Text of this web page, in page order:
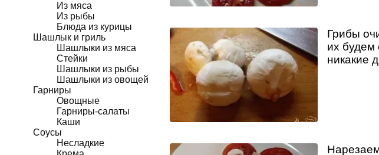
Из мяса
Из рыбы
Блюда из курицы
Шашлык и гриль
Шашлыки из мяса
Стейки
Шашлыки из рыбы
Шашлыки из овощей
Гарниры
Овощные
Гарниры-салаты
Каши
Соусы
Несладкие
Грибы
их
никакие